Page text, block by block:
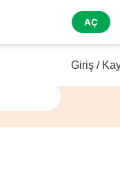
AÇ
Giriş /